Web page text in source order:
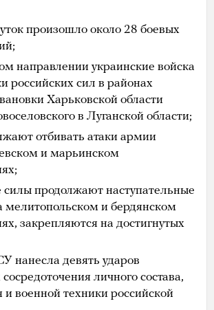
произошло около 28 боевых
направлении украинские войска
российских сил в районах
Харьковской области
в Луганской области;
отбивать атаки армии
и марьинском
силы продолжают наступательные
мелитопольском и бердянском
закрепляются на достигнутых
нанесла девять ударов
личного состава,
и военной техники российской